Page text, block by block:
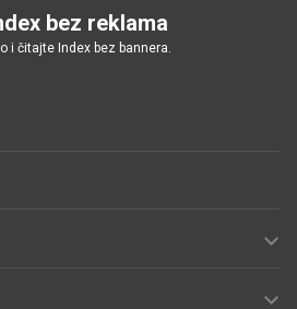
bez reklama
i čitajte Index bez bannera.